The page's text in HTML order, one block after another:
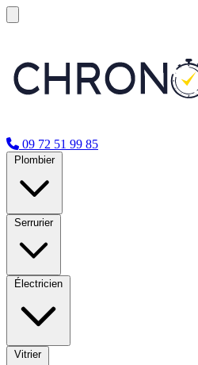
09 72 51 99 85
Plombier
Serrurier
Électricien
Vitrier